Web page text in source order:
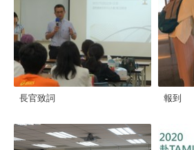
長官致詞 報到